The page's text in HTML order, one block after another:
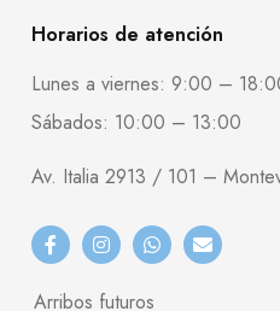
Horarios de atención
Lunes a viernes: 9:00 –
Sábados: 10:00 – 13:00
Av. Italia 2913 / 101 –
Arribos futuros